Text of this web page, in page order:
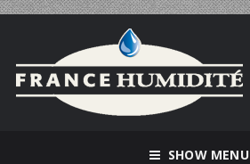
SHOW MENU